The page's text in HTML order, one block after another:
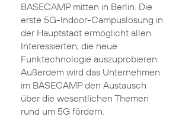
BASECAMP mitten in Berlin. Die
erste 5G-Indoor-Campuslösung in
der Hauptstadt ermöglicht allen
Interessierten, die neue
Funktechnologie auszuprobieren.
Außerdem wird das Unternehmen
im BASECAMP den Austausch
über die wesentlichen Themen
rund um 5G fördern.